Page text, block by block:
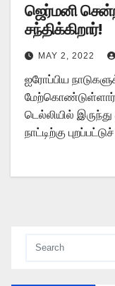
ஜெர்மனி
சந்திக்கிறார்!
MAY 2, 2022
ஐரோப்பிய
மேற்கொண்டுள்ளார்
டெல்லியில்
நாட்டிற்கு